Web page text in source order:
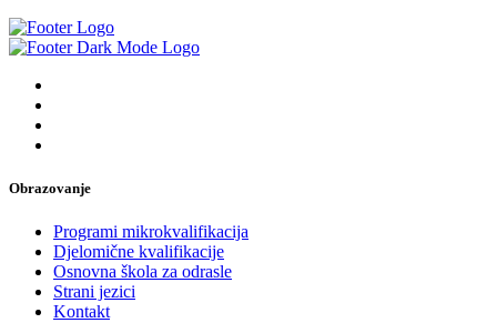
Obrazovanje
Programi mikrokvalifikacija
Djelomične kvalifikacije
Osnovna škola za odrasle
Strani jezici
Kontakt